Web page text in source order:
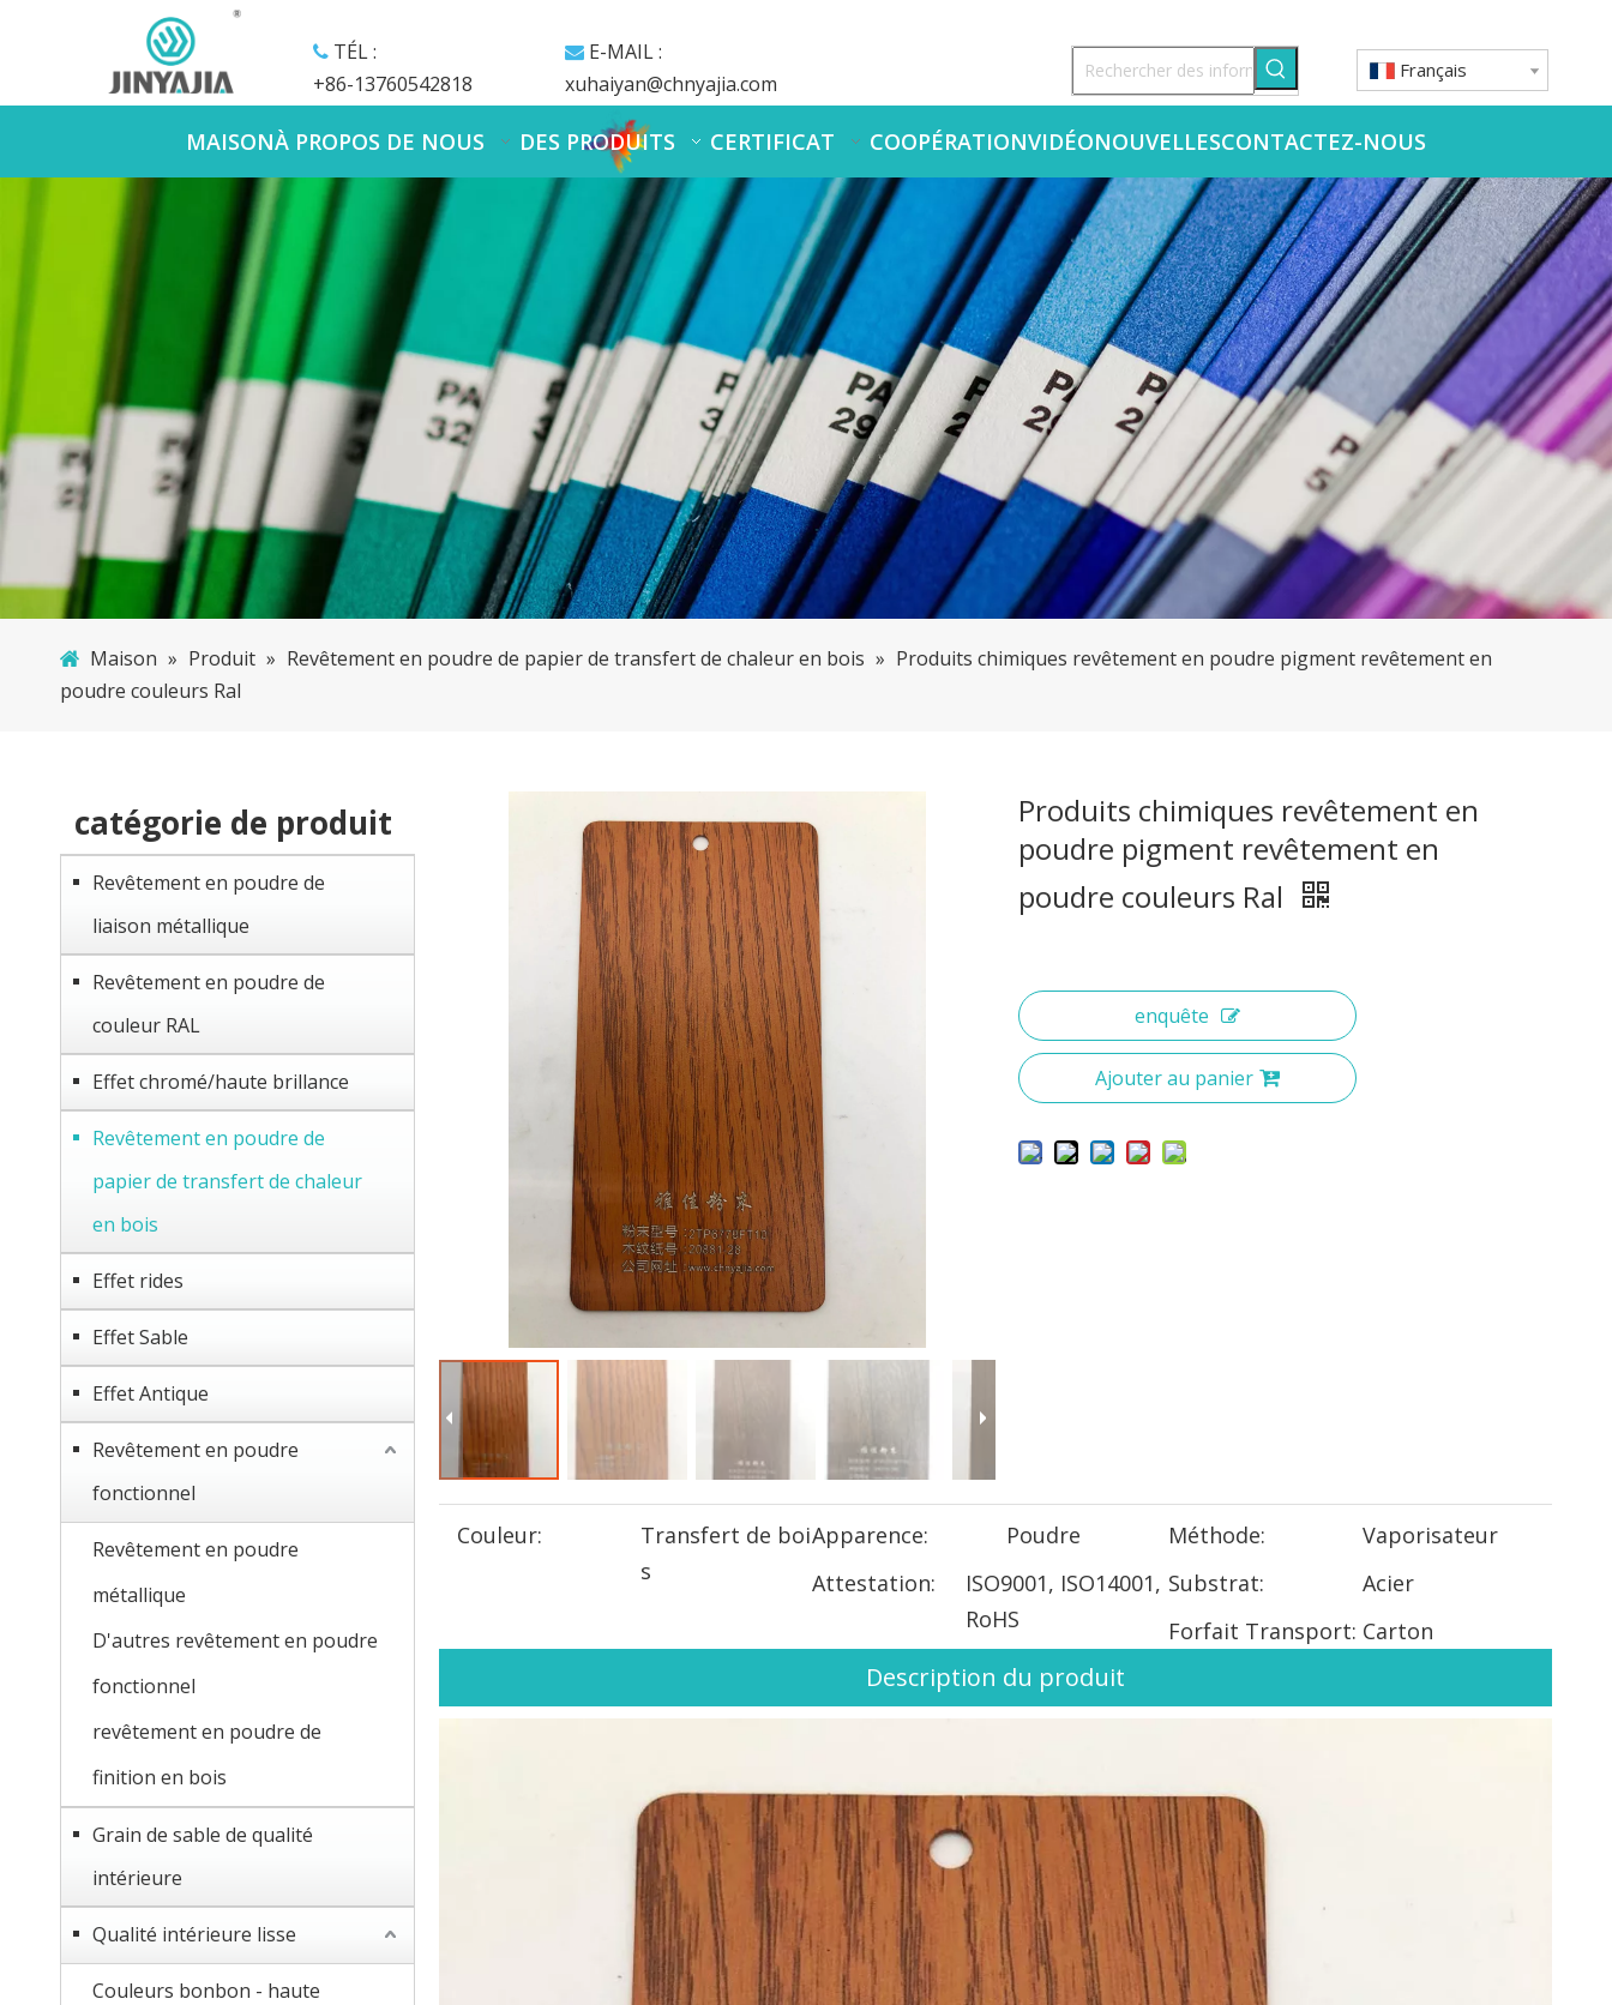
TÉL :
+86-13760542818
 E-MAIL :
xuhaiyan@chnyajia.com
Français
MAISONÀ PROPOS DE NOUS DES PRODUITS CERTIFICAT COOPÉRATIONVIDÉONOUVELLESCONTACTEZ-NOUS
Maison » Produit » Revêtement en poudre de papier de transfert de chaleur en bois » Produits chimiques revêtement en poudre pigment revêtement en
poudre couleurs Ral
catégorie de produit
Revêtement en poudre de
liaison métallique
Revêtement en poudre de
couleur RAL
Effet chromé/haute brillance
Revêtement en poudre de
papier de transfert de chaleur
en bois
Effet rides
Effet Sable
Effet Antique
Revêtement en poudre
fonctionnel
Revêtement en poudre
métallique
D'autres revêtement en poudre
fonctionnel
revêtement en poudre de
finition en bois
Grain de sable de qualité
intérieure
Qualité intérieure lisse
Couleurs bonbon - haute
Produits chimiques revêtement en
poudre pigment revêtement en
poudre couleurs Ral
enquête
Ajouter au panier
Couleur:
Transfert de boi
s
Apparence: Poudre Méthode:
Vaporisateur
Attestation:
ISO9001, ISO14001,
RoHS
Substrat:
Acier
Forfait Transport: Carton
Description du produit